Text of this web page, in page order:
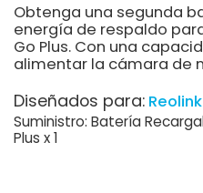
Obtenga una segunda
energía de respaldo
Go Plus. Con una
alimentar la cámara de
Diseñados para:
Suministro: Batería
Plus x 1